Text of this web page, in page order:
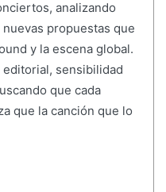
analizando
propuestas que
y la escena global.
sensibilidad
que cada
que la canción que lo